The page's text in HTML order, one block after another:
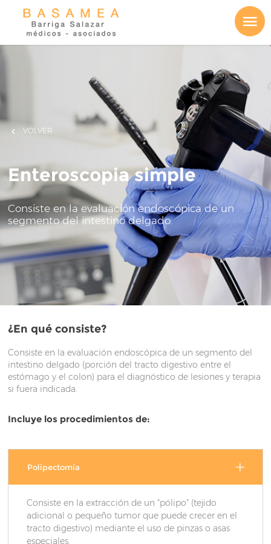
VOLVER
Enteroscopia simple
Consiste en la evaluación endoscópica de un
segmento del intestino delgado.
¿En qué consiste?
Consiste en la evaluación endoscópica de un segmento del
intestino delgado (porción del tracto digestivo entre el
estómago y el colon) para el diagnóstico de lesiones y terapia
si fuera indicada.
Incluye los procedimientos de:
Polipectomía
Consiste en la extracción de un “pólipo” (tejido
adicional o pequeño tumor que puede crecer en el
tracto digestivo) mediante el uso de pinzas o asas
especiales.